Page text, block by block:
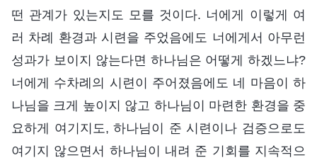
떤 관계가 있는지도 모를 것이다. 너에게 이렇게 여
러 차례 환경과 시련을 주었음에도 너에게서 아무런
성과가 보이지 않는다면 하나님은 어떻게 하겠느냐?
너에게 수차례의 시련이 주어졌음에도 네 마음이 하
나님을 크게 높이지 않고 하나님이 마련한 환경을 중
요하게 여기지도, 하나님이 준 시련이나 검증으로도
여기지 않으면서 하나님이 내려 준 기회를 지속적으